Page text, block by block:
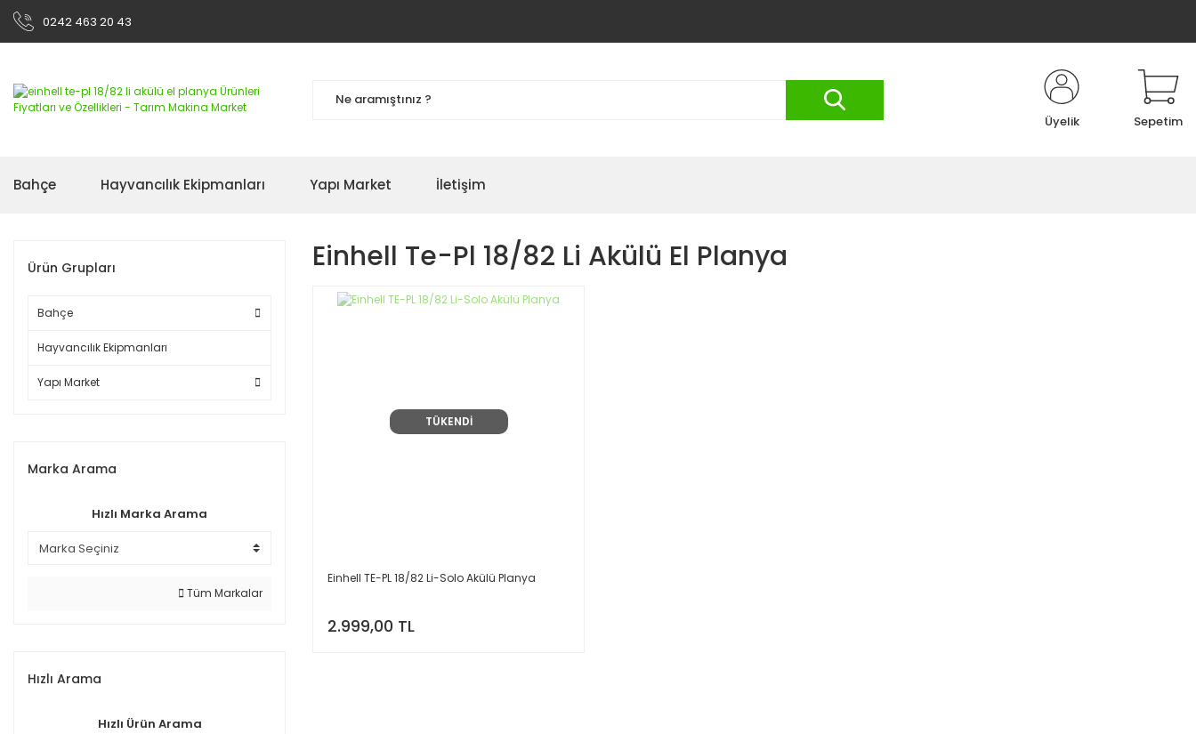
0242 463 20 43
Üyelik Sepetim
Bahçe Hayvancılık Ekipmanları Yapı Market İletişim
Ürün Grupları
Bahçe
Hayvancılık Ekipmanları
Yapı Market
Marka Arama
Hızlı Marka Arama
Tüm Markalar
Hızlı Arama
Hızlı Ürün Arama
Einhell Te-Pl 18/82 Li Akülü El Planya
TÜKENDİ
Einhell TE-PL 18/82 Li-Solo Akülü Planya
2.999,00 TL